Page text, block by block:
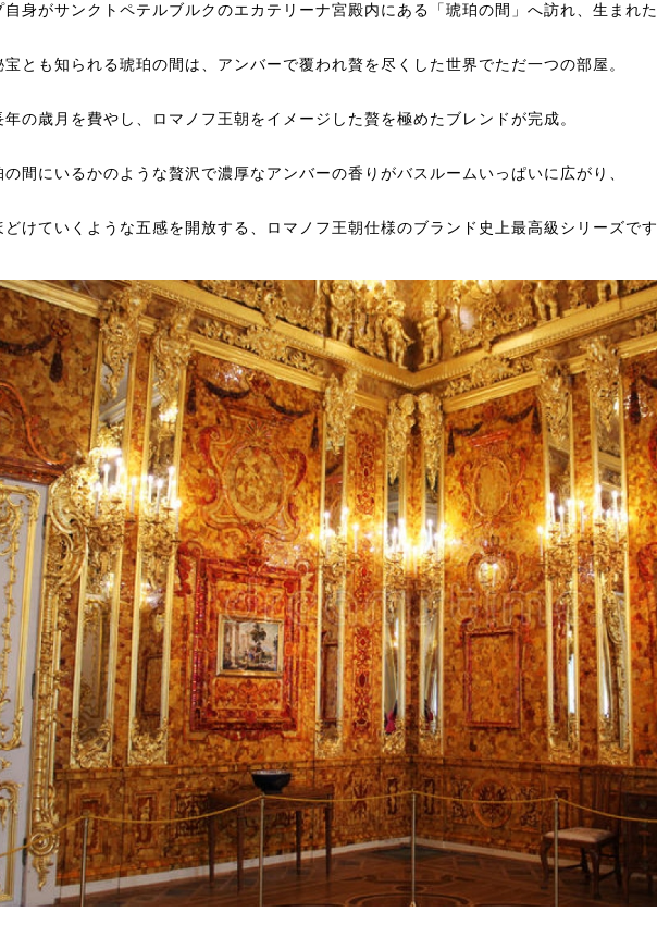
自身がサンクトペテルブルクのエカテリーナ宮殿内にある「琥珀の間」へ訪れ、生まれ
宝とも知られる琥珀の間は、アンバーで覆われ贅を尽くした世界でただ一つの部屋。
年の歳月を費やし、ロマノフ王朝をイメージした贅を極めたブレンドが完成。
の間にいるかのような贅沢で濃厚なアンバーの香りがバスルームいっぱいに広がり、
どけていくような五感を開放する、ロマノフ王朝仕様のブランド史上最高級シリーズで